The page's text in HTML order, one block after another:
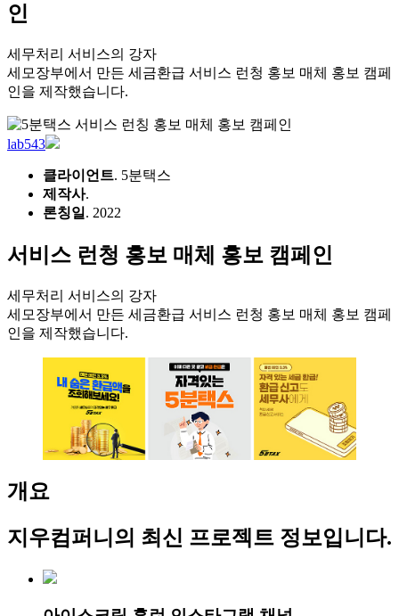
인
세무처리 서비스의 강자
세모장부에서 만든 세금환급 서비스 런청 홍보 매체 홍보 캠페
인을 제작했습니다.
lab543
클라이언트. 5분택스
제작사.
론칭일 . 2022
서비스 런청 홍보 매체 홍보 캠페인
세무처리 서비스의 강자
세모장부에서 만든 세금환급 서비스 런청 홍보 매체 홍보 캠페
인을 제작했습니다.
개요
지우컴퍼니 의 최신 프로젝트 정보입니다.